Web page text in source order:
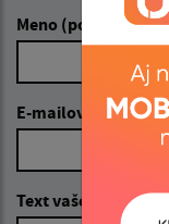
Meno (povinné)
E-mailová adresa
Text vašej správy